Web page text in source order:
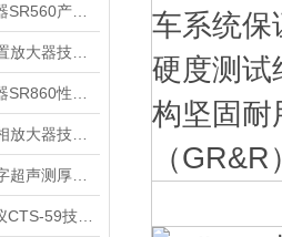
车系统保
硬度测试
构坚固耐
（